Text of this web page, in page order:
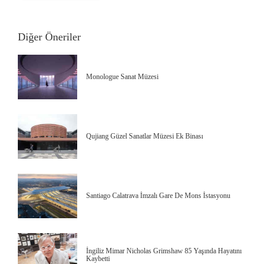
Diğer Öneriler
Monologue Sanat Müzesi
Qujiang Güzel Sanatlar Müzesi Ek Binası
Santiago Calatrava İmzalı Gare De Mons İstasyonu
İngiliz Mimar Nicholas Grimshaw 85 Yaşında Hayatını
Kaybetti